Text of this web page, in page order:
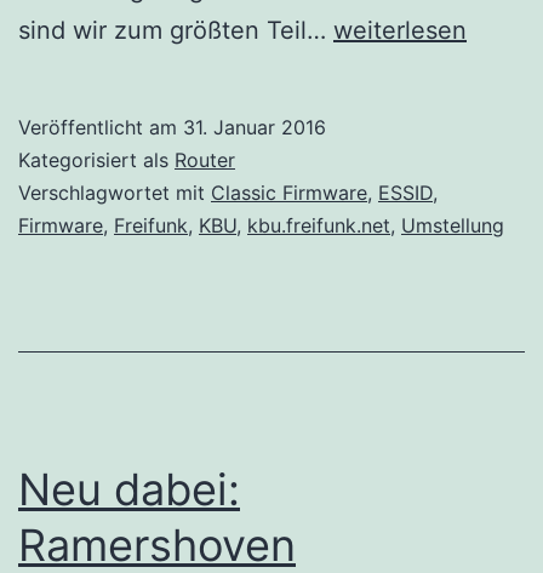
sind wir zum größten Teil… Neues
aus
Köln,
Umgebung
weiterlesen
Veröffentlicht am 31. Januar 2016
Kategorisiert als Router
Verschlagwortet mit Classic Firmware, ESSID,
Firmware, Freifunk, KBU, kbu.freifunk.net, Umstellung
Neu dabei:
Ramershoven